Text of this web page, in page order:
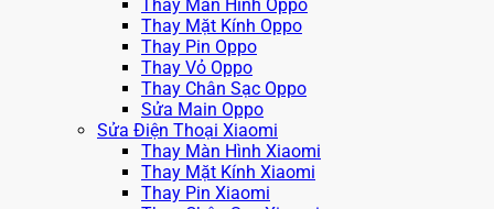
Thay Màn Hình Oppo
Thay Mặt Kính Oppo
Thay Pin Oppo
Thay Vỏ Oppo
Thay Chân Sạc Oppo
Sửa Main Oppo
Sửa Điện Thoại Xiaomi
Thay Màn Hình Xiaomi
Thay Mặt Kính Xiaomi
Thay Pin Xiaomi